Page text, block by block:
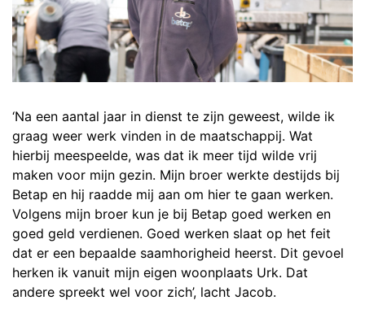
‘Na een aantal jaar in dienst te zijn geweest, wilde ik
graag weer werk vinden in de maatschappij. Wat
hierbij meespeelde, was dat ik meer tijd wilde vrij
maken voor mijn gezin. Mijn broer werkte destijds bij
Betap en hij raadde mij aan om hier te gaan werken.
Volgens mijn broer kun je bij Betap goed werken en
goed geld verdienen. Goed werken slaat op het feit
dat er een bepaalde saamhorigheid heerst. Dit gevoel
herken ik vanuit mijn eigen woonplaats Urk. Dat
andere spreekt wel voor zich’, lacht Jacob.